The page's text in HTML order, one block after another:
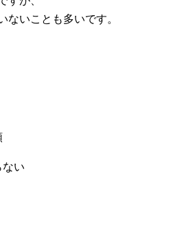
ないことも多いです。
い